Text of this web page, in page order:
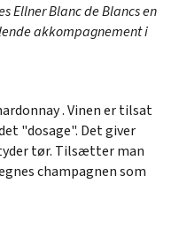
Ellner Blanc de Blancs en
akkompagnement i
. Vinen er tilsat
"dosage". Det giver
tør. Tilsætter man
champagnen som